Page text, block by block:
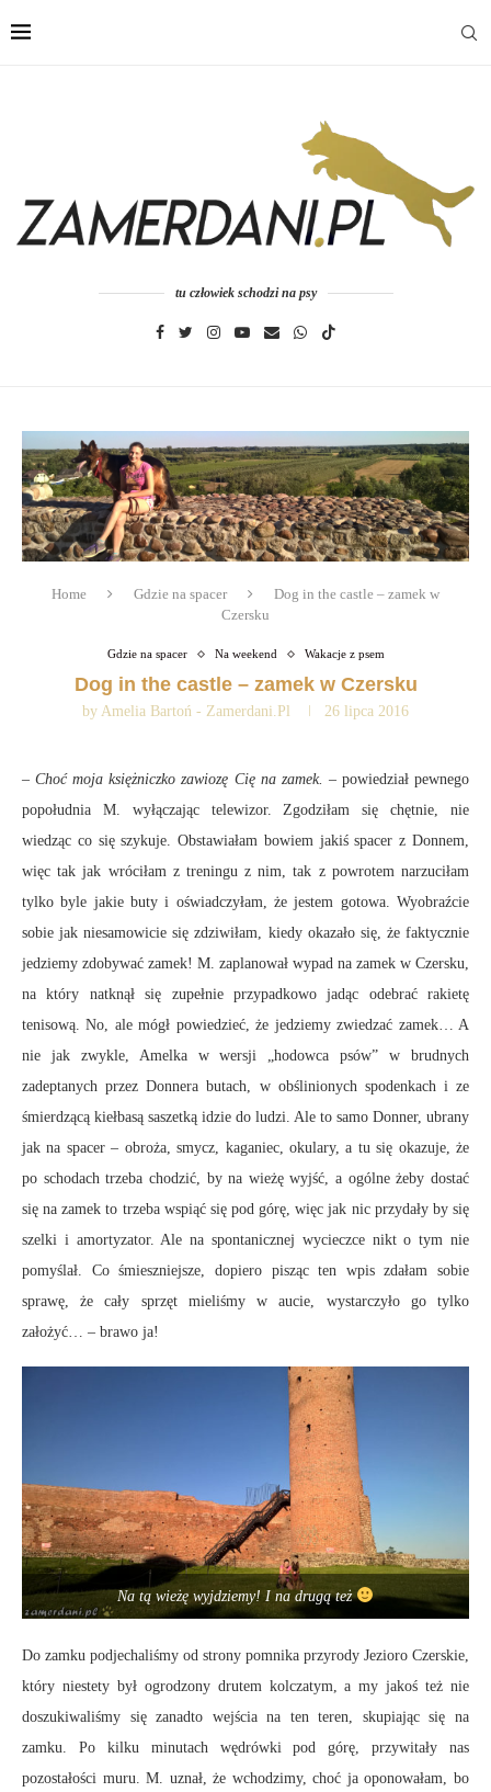
tu człowiek schodzi na psy
Home Gdzie na spacer
Dog in the castle – zamek w
Czersku
Gdzie na spacer Na weekend Wakacje z psem
Dog in the castle – zamek w Czersku
by Amelia Bartoń - Zamerdani.pl 26 lipca 2016
– Choć moja księżniczko zawiozę Cię na zamek. – powiedział pewnego
popołudnia M. wyłączając telewizor. Zgodziłam się chętnie, nie
wiedząc co się szykuje. Obstawiałam bowiem jakiś spacer z Donnem,
więc tak jak wróciłam z treningu z nim, tak z powrotem narzuciłam
tylko byle jakie buty i oświadczyłam, że jestem gotowa. Wyobraźcie
sobie jak niesamowicie się zdziwiłam, kiedy okazało się, że faktycznie
jedziemy zdobywać zamek! M. zaplanował wypad na zamek w Czersku,
na który natknął się zupełnie przypadkowo jadąc odebrać rakietę
tenisową. No, ale mógł powiedzieć, że jedziemy zwiedzać zamek… A
nie jak zwykle, Amelka w wersji „hodowca psów” w brudnych
zadeptanych przez Donnera butach, w obślinionych spodenkach i ze
śmierdzącą kiełbasą saszetką idzie do ludzi. Ale to samo Donner, ubrany
jak na spacer – obroża, smycz, kaganiec, okulary, a tu się okazuje, że
po schodach trzeba chodzić, by na wieżę wyjść, a ogólne żeby dostać
się na zamek to trzeba wspiąć się pod górę, więc jak nic przydały by się
szelki i amortyzator. Ale na spontanicznej wycieczce nikt o tym nie
pomyślał. Co śmieszniejsze, dopiero pisząc ten wpis zdałam sobie
sprawę, że cały sprzęt mieliśmy w aucie, wystarczyło go tylko
założyć… – brawo ja!
Na tą wieżę wyjdziemy! I na drugą też
Do zamku podjechaliśmy od strony pomnika przyrody Jezioro Czerskie,
który niestety był ogrodzony drutem kolczatym, a my jakoś też nie
doszukiwaliśmy się zanadto wejścia na ten teren, skupiając się na
zamku. Po kilku minutach wędrówki pod górę, przywitały nas
pozostałości muru. M. uznał, że wchodzimy, choć ja oponowałam, bo